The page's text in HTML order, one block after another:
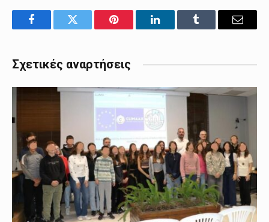
FacebookTwitter Pinterest LinkedInTumblr Email
Σχετικές αναρτήσεις